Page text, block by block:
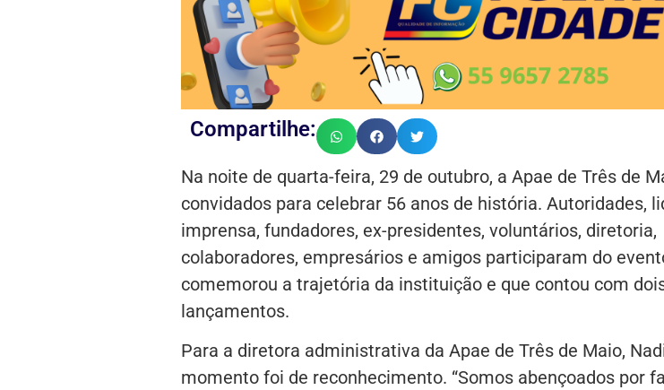
Compartilhe:
Na noite de quarta-feira, 29 de outubro, a Apae de Três de
convidados para celebrar 56 anos de história. Autoridades,
imprensa, fundadores, ex-presidentes, voluntários, diretoria,
colaboradores, empresários e amigos participaram do
comemorou a trajetória da instituição e que contou com
lançamentos.
Para a diretora administrativa da Apae de Três de Maio,
momento foi de reconhecimento. “Somos abençoados por